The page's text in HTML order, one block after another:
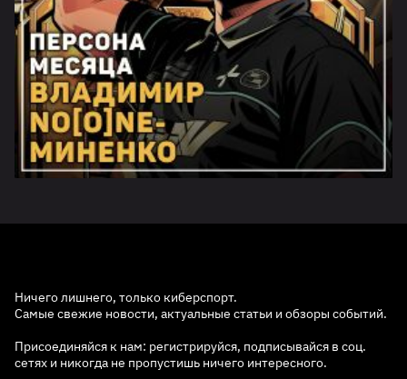
Ничего лишнего, только киберспорт.
Самые свежие новости, актуальные статьи и обзоры событий.
Присоединяйся к нам: регистрируйся, подписывайся в соц.
сетях и никогда не пропустишь ничего интересного.